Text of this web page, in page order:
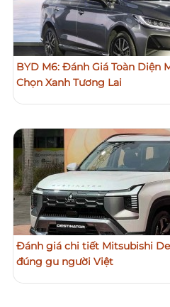
BYD M6: Đánh Giá Toàn Diện
Chọn Xanh Tương Lai
Đánh giá chi tiết Mitsubishi
đúng gu người Việt